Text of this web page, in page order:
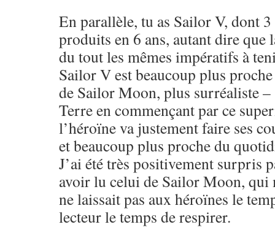
En parallèle, tu as Sailor V, dont
produits en 6 ans, autant dire que
du tout les mêmes impératifs à
Sailor V est beaucoup plus
de Sailor Moon, plus surréaliste
Terre en commençant par ce
l’héroïne va justement faire ses
et beaucoup plus proche du
J’ai été très positivement surpris
avoir lu celui de Sailor Moon, qui
ne laissait pas aux héroïnes le
lecteur le temps de respirer.